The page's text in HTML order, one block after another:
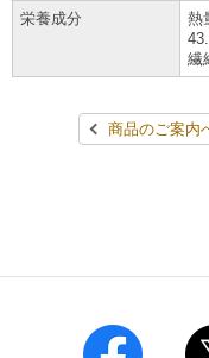
売上高、店舗数推移
サステナビリティニュ
Language
中文[繁體字](服務)
栄養成分
熱
繊
商品のご案内